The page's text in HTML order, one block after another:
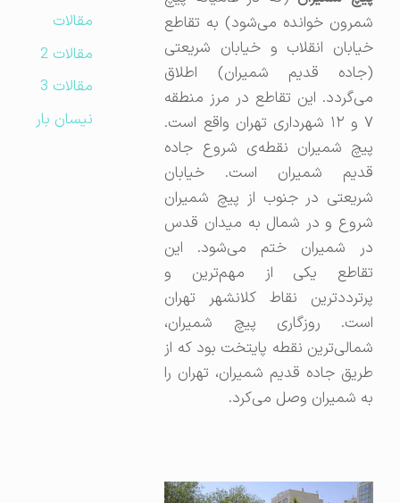
شمرون خوانده می‌شود) به تقاطع
خیابان انقلاب و خیابان شریعتی
(جاده قدیم شمیران) اطلاق
می‌گردد. این تقاطع در مرز منطقه
۷ و ۱۲ شهرداری تهران واقع است.
پیچ شمیران نقطه‌ی شروع جاده
قدیم شمیران است. خیابان
شریعتی در جنوب از پیچ شمیران
شروع و در شمال به میدان قدس
در شمیران ختم می‌شود. این
تقاطع یکی از مهم‌ترین و
پرترددترین نقاط کلانشهر تهران
است. روزگاری پیچ شمیران،
شمالی‌ترین نقطه پایتخت بود که از
طریق جاده قدیم شمیران، تهران را
به شميران وصل می‌کرد.
مقالات
مقالات 2
مقالات 3
نیسان بار